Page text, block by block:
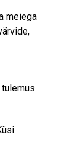
meiega